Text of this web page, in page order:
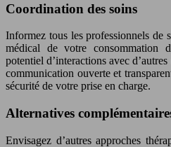
Coordination des soins
Informez tous les professionnels de
médical de votre consommation
potentiel d’interactions avec
communication ouverte et
sécurité de votre prise en charge.
Alternatives
Envisagez d’autres approches